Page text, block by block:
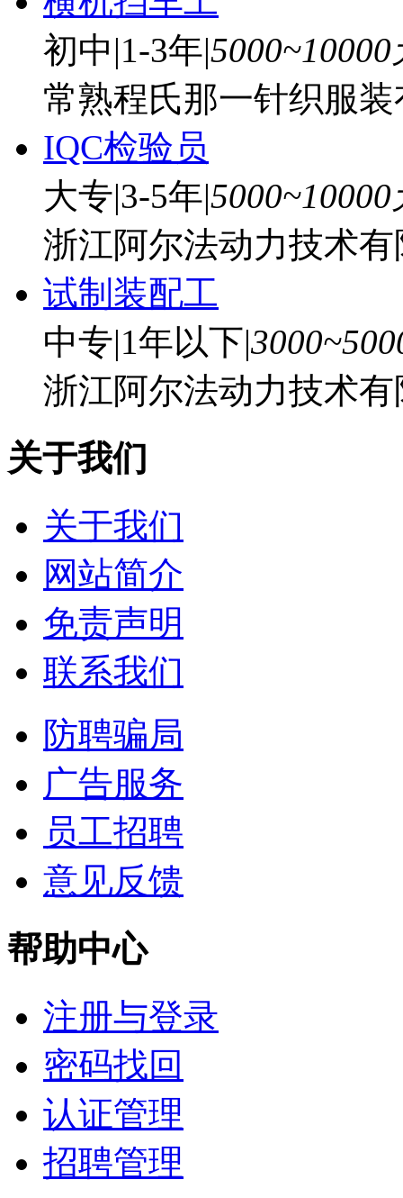
初中|1-3年|
常熟程氏那一针织服
IQC检验员
大专|3-5年|
浙江阿尔法动力技术
试制装配工
中专|1年以下|
浙江阿尔法动力技术
关于我们
关于我们
网站简介
免责声明
联系我们
防聘骗局
广告服务
员工招聘
意见反馈
帮助中心
注册与登录
密码找回
认证管理
招聘管理